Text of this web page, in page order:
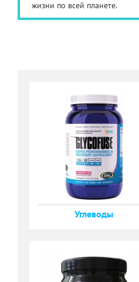
жизни по всей планете.
Углеводы